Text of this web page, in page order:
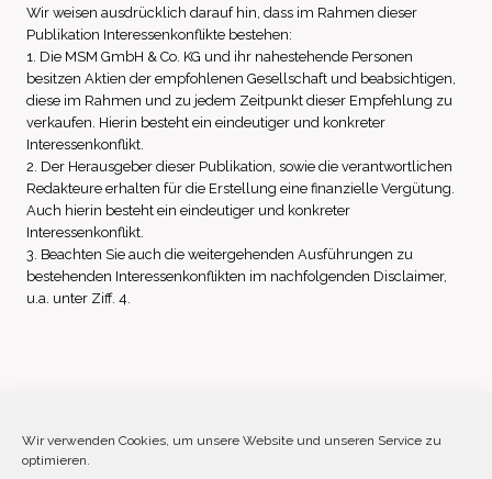
Wir verwenden Cookies, um unsere Website und unseren Service zu
optimieren.
Wir weisen ausdrücklich darauf hin, dass im Rahmen dieser
Publikation Interessenkonflikte bestehen:
1. Die MSM GmbH & Co. KG und ihr nahestehende Personen
besitzen Aktien der empfohlenen Gesellschaft und beabsichtigen,
diese im Rahmen und zu jedem Zeitpunkt dieser Empfehlung zu
verkaufen. Hierin besteht ein eindeutiger und konkreter
Interessenkonflikt.
2. Der Herausgeber dieser Publikation, sowie die verantwortlichen
Redakteure erhalten für die Erstellung eine finanzielle Vergütung.
Auch hierin besteht ein eindeutiger und konkreter
Interessenkonflikt.
3. Beachten Sie auch die weitergehenden Ausführungen zu
bestehenden Interessenkonflikten im nachfolgenden Disclaimer,
u.a. unter Ziff. 4.
Impressum Datenschutz
Disclaimer